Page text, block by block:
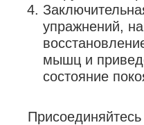
упражнений,
мышц и
состояние